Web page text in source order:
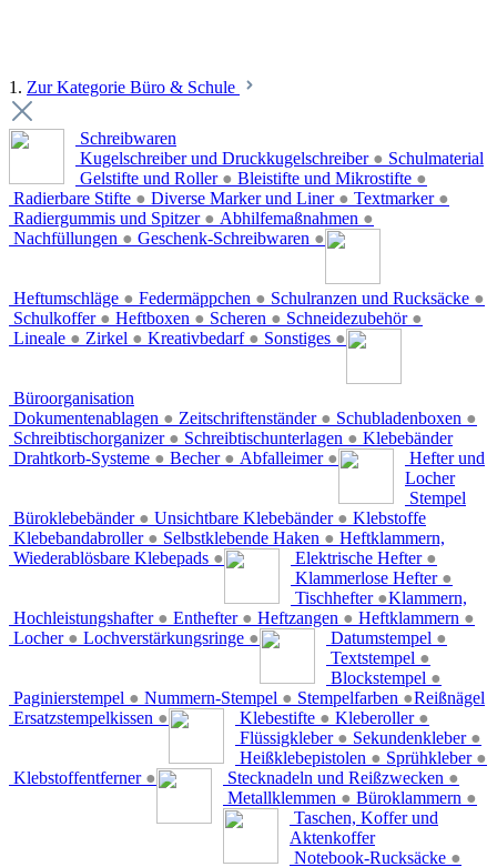
1. Zur Kategorie Büro & Schule
Schreibwaren
Kugelschreiber und Druckkugelschreiber ●
Gelstifte und Roller ● Bleistifte und Mikrostifte ●
Radierbare Stifte ● Diverse Marker und Liner ● Textmarker ●
Radiergummis und Spitzer ● Abhilfemaßnahmen ●
Nachfüllungen ● Geschenk-Schreibwaren ●
Schulmaterial
Heftumschläge ● Federmäppchen ● Schulranzen und Rucksäcke ●
Schulkoffer ● Heftboxen ● Scheren ● Schneidezubehör ●
Lineale ● Zirkel ● Kreativbedarf ● Sonstiges ●
Büroorganisation
Dokumentenablagen ● Zeitschriftenständer ● Schubladenboxen ●
Schreibtischorganizer ● Schreibtischunterlagen ●
Drahtkorb-Systeme ● Becher ● Abfalleimer ●
Klebebänder
Büroklebebänder ● Unsichtbare Klebebänder ●
Klebebandabroller ● Selbstklebende Haken ●
Wiederablösbare Klebepads ●
Hefter und
Locher
Elektrische Hefter ●
Klammerlose Hefter ●
Tischhefter ●
Hochleistungshafter ● Enthefter ● Heftzangen ● Heftklammern ●
Locher ● Lochverstärkungsringe ●
Stempel
Datumstempel ●
Textstempel ●
Blockstempel ●
Paginierstempel ● Nummern-Stempel ● Stempelfarben ●
Ersatzstempelkissen ●
Klebstoffe
Klebestifte ● Kleberoller ●
Flüssigkleber ● Sekundenkleber ●
Heißklebepistolen ● Sprühkleber ●
Klebstoffentferner ●
Heftklammern,
Klammern,
Reißnägel
Stecknadeln und Reißzwecken ●
Metallklemmen ● Büroklammern ●
Taschen, Koffer und
Aktenkoffer
Notebook-Rucksäcke ●